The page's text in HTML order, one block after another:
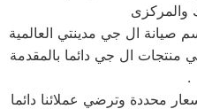
صيانة ال جي مدينتي‏ العالمية
منتجات ال جي دائما بالمقدمة
.
محددة وترضي عملائنا دائما